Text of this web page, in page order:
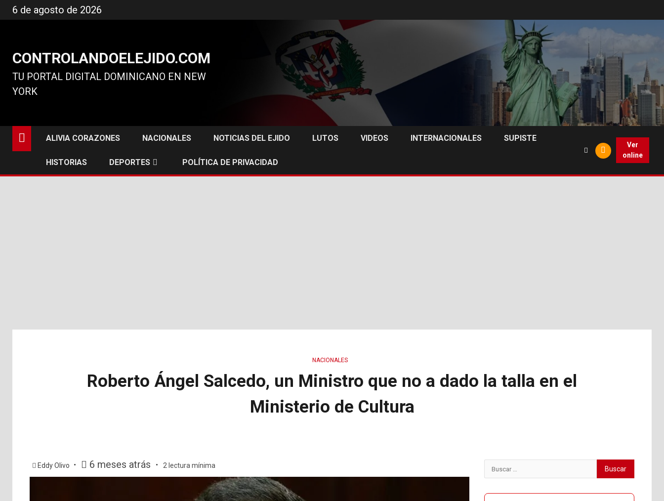
al
6 de agosto de 2026
CONTROLANDOELEJIDO.COM
TU PORTAL DIGITAL DOMINICANO EN NEW
YORK
ALIVIA CORAZONES NACIONALES NOTICIAS DEL EJIDO LUTOS VIDEOS INTERNACIONALES SUPISTE
HISTORIAS DEPORTES POLÍTICA DE PRIVACIDAD
Ver
online
NACIONALES
Roberto Ángel Salcedo, un Ministro que no a dado la talla en el
Ministerio de Cultura
Eddy Olivo 6 meses atrás 2 lectura mínima Buscar: